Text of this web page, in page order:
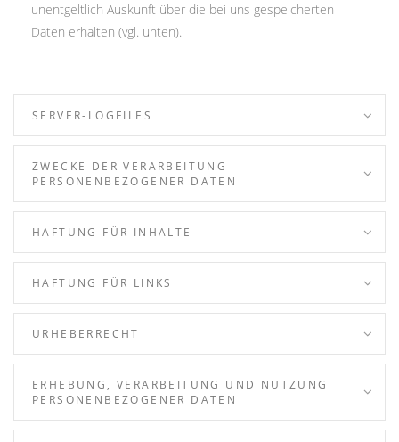
unentgeltlich Auskunft über die bei uns gespeicherten
Daten erhalten (vgl. unten).
SERVER-LOGFILES
ZWECKE DER VERARBEITUNG
PERSONENBEZOGENER DATEN
HAFTUNG FÜR INHALTE
HAFTUNG FÜR LINKS
URHEBERRECHT
ERHEBUNG, VERARBEITUNG UND NUTZUNG
PERSONENBEZOGENER DATEN